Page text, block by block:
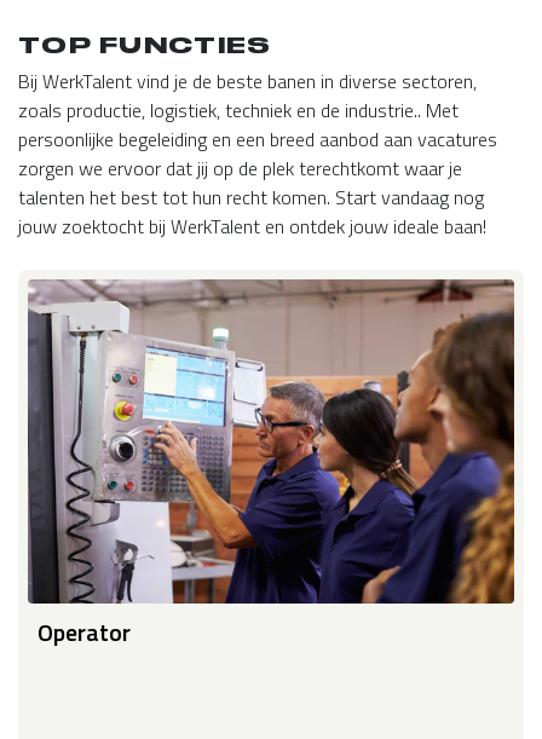
TOP FUNCTIES
Bij WerkTalent vind je de beste banen in diverse sectoren,
zoals productie, logistiek, techniek en de industrie.. Met
persoonlijke begeleiding en een breed aanbod aan vacatures
zorgen we ervoor dat jij op de plek terechtkomt waar je
talenten het best tot hun recht komen. Start vandaag nog
jouw zoektocht bij WerkTalent en ontdek jouw ideale baan!
Operator